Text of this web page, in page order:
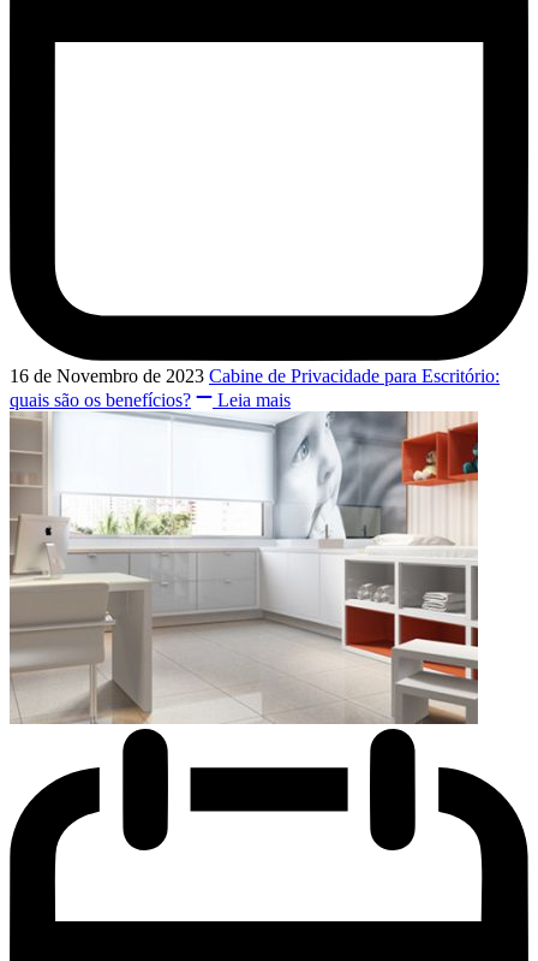
16 de Novembro de 2023 Cabine de Privacidade para Escritório:
quais são os benefícios?
Leia mais